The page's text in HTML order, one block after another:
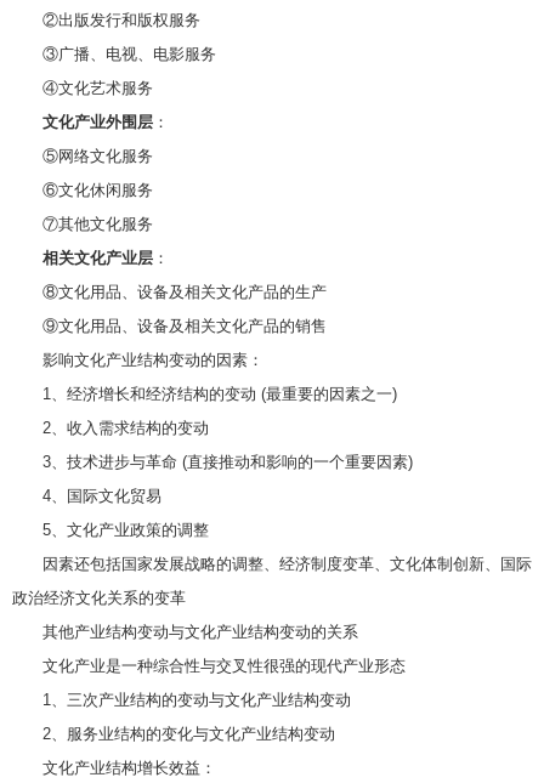
②出版发行和版权服务
③广播、电视、电影服务
④文化艺术服务
文化产业外围层 ：
⑤网络文化服务
⑥文化休闲服务
⑦其他文化服务
相关文化产业层 ：
⑧文化用品、设备及相关文化产品的生产
⑨文化用品、设备及相关文化产品的销售
影响文化产业结构变动的因素：
1、经济增长和经济结构的变动 (最重要的因素之一)
2、收入需求结构的变动
3、技术进步与革命 (直接推动和影响的一个重要因素)
4、国际文化贸易
5、文化产业政策的调整
因素还包括国家发展战略的调整、经济制度变革、文化体制创新、国际
政治经济文化关系的变革
其他产业结构变动与文化产业结构变动的关系
文化产业是一种综合性与交叉性很强的现代产业形态
1、三次产业结构的变动与文化产业结构变动
2、服务业结构的变化与文化产业结构变动
文化产业结构增长效益：